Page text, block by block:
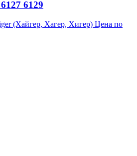
6129
(Хайгер, Хагер, Хигер) Цена по